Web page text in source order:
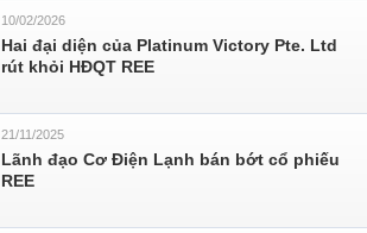
10/02/2026
Hai đại diện của Platinum Victory Pte. Ltd
rút khỏi HĐQT REE
21/11/2025
Lãnh đạo Cơ Điện Lạnh bán bớt cổ phiếu
REE